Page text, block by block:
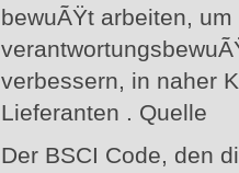
bewuÃŸt arbeiten,
verbessern, in naher
Lieferanten . Quelle
Der BSCI Code, den